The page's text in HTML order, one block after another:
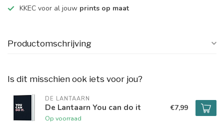
KKEC voor al jouw prints op maat
Productomschrijving
Is dit misschien ook iets voor jou?
DE LANTAARN
De Lantaarn You can do it
Op voorraad
€7,99